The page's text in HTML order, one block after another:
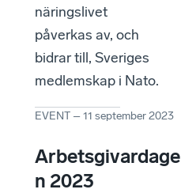
näringslivet
påverkas av, och
bidrar till, Sveriges
medlemskap i Nato.
EVENT –11 september 2023
Arbetsgivardage
n 2023